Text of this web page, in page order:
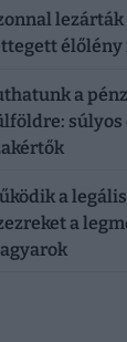
élőlény
a
súlyos
a
a